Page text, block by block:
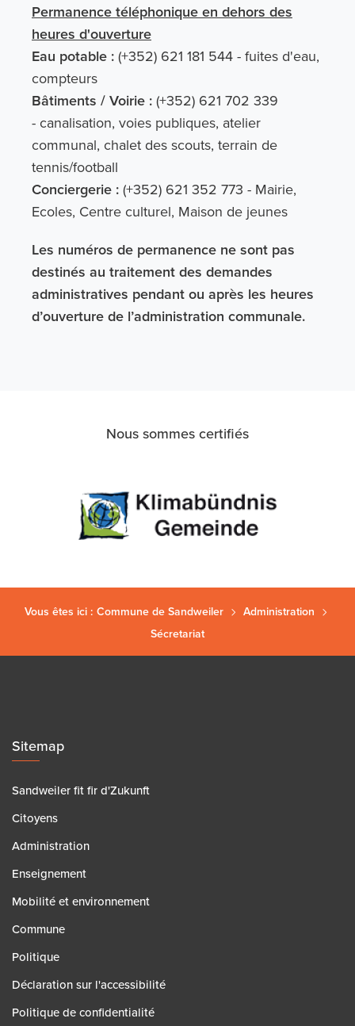
Permanence téléphonique en dehors des
heures d'ouverture
Eau potable :(+352) 621 181 544 - fuites d'eau,
compteurs
Bâtiments / Voirie :(+352) 621 702 339
- canalisation, voies publiques, atelier
communal, chalet des scouts, terrain de
tennis/football
Conciergerie :(+352) 621 352 773 - Mairie,
Ecoles, Centre culturel, Maison de jeunes
Les numéros de permanence ne sont pas
destinés au traitement des demandes
administratives pendant ou après les heures
d’ouverture de l’administration communale.
Nous sommes certifiés
Vous êtes ici : Commune de Sandweiler
Administration
Sécretariat
Sitemap
Sandweiler fit fir d'Zukunft
Citoyens
Administration
Enseignement
Mobilité et environnement
Commune
Politique
Déclaration sur l'accessibilité
Politique de confidentialité